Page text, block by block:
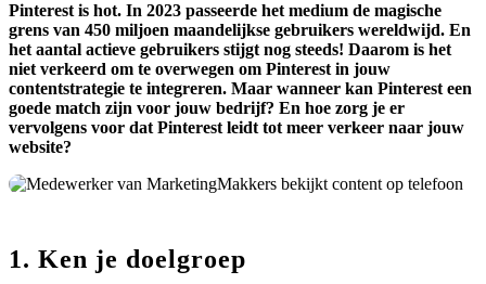
Pinterest is hot. In 2023 passeerde het medium de magische
grens van 450 miljoen maandelijkse gebruikers wereldwijd. En
het aantal actieve gebruikers stijgt nog steeds! Daarom is het
niet verkeerd om te overwegen om Pinterest in jouw
contentstrategie te integreren. Maar wanneer kan Pinterest een
goede match zijn voor jouw bedrijf? En hoe zorg je er
vervolgens voor dat Pinterest leidt tot meer verkeer naar jouw
website?
1. Ken je doelgroep